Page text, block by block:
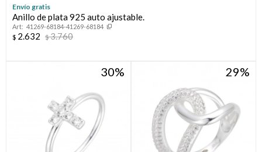
Envío gratis
Anillo de plata 925 auto ajustable.
41269-68184-41269-68184
$ 2.632 $3.760
30 29